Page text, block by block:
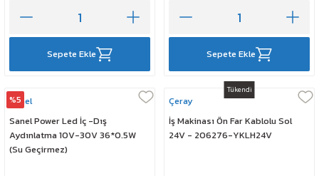
Sepete Ekle Sepete Ekle
%5
Sanel
Sanel Power Led İç -Dış
Aydınlatma 10V-30V 36*0.5W
(Su Geçirmez)
Tükendi
Çeray
İş Makinası Ön Far Kablolu Sol
24V - 206276-YKLH24V